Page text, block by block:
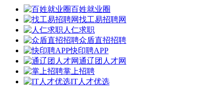
百姓就业圈
找工易招聘网
人仁求职
众盾直招招聘
快印聘APP
通辽团人才网
掌上招聘
IT人才优选